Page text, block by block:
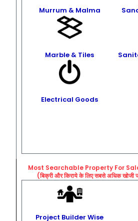
Murrum & Malma
Marble & Tiles
Electrical Goods
Most Searchable Property For
(बिक्री और किराये के लिए सबसे अधिक खोजी
Project Builder Wise